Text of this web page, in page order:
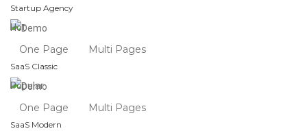
Startup Agency
Hot
One Page Multi Pages
SaaS Classic
Popular
One Page Multi Pages
SaaS Modern